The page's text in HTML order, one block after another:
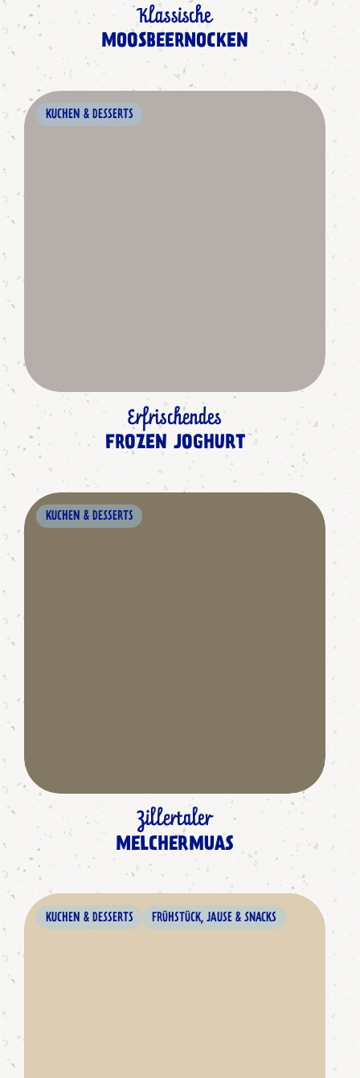
Klassische
MOOSBEERNOCKEN
KUCHEN & DESSERTS
Erfrischendes
FROZEN JOGHURT
KUCHEN & DESSERTS
Zillertaler
MELCHERMUAS
KUCHEN & DESSERTS FRÜHSTÜCK, JAUSE & SNACKS